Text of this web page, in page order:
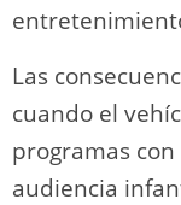
Las
cuando el
programas
audiencia